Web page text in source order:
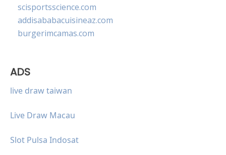
scisportsscience.com
addisababacuisineaz.com
burgerimcamas.com
ADS
live draw taiwan
Live Draw Macau
Slot Pulsa Indosat